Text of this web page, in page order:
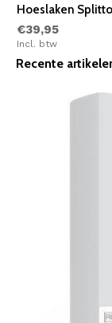
Hoeslaken
€39,95
Incl. btw
Recente